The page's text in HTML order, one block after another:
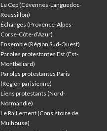
Le Cep (Cévennes-Languedoc-
Roussillon)
Échanges (Provence-Alpes-
Corse-Côte-d’Azur)
Ensemble (Région Sud-Ouest)
Paroles protestantes Est (Est-
Montbéliard)
Paroles protestantes Paris
(Région parisienne)
Liens protestants (Nord-
Normandie)
Le Ralliement (Consistoire de
Mulhouse)